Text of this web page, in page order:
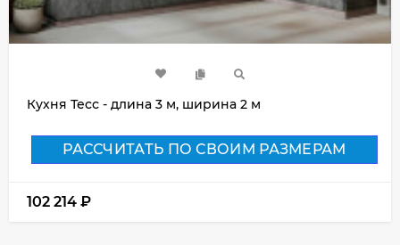
Кухня Тесс - длина 3 м, ширина 2 м
РАССЧИТАТЬ ПО СВОИМ РАЗМЕРАМ
102 214 ₽